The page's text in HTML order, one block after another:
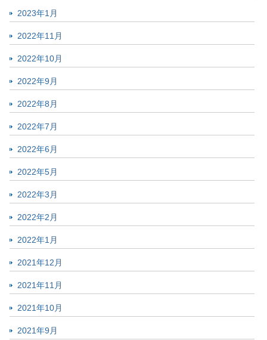
2023年1月
2022年11月
2022年10月
2022年9月
2022年8月
2022年7月
2022年6月
2022年5月
2022年3月
2022年2月
2022年1月
2021年12月
2021年11月
2021年10月
2021年9月